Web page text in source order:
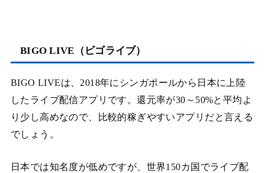
BIGO LIVE（ビゴライブ）
BIGO LIVEは、2018年にシンガポールから日本に上陸
したライブ配信アプリです。還元率が30～50%と平均よ
り少し高めなので、比較的稼ぎやすいアプリだと言える
でしょう。
日本では知名度が低めですが、世界150カ国でライブ配